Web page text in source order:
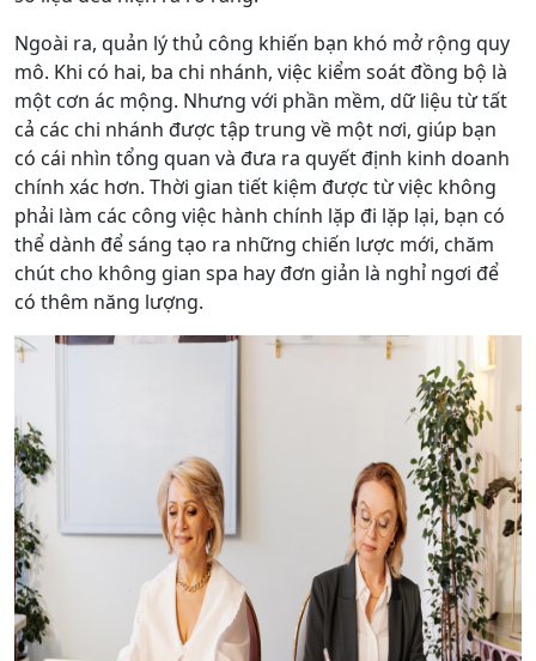
Ngoài ra, quản lý thủ công khiến bạn khó mở rộng quy
mô. Khi có hai, ba chi nhánh, việc kiểm soát đồng bộ là
một cơn ác mộng. Nhưng với phần mềm, dữ liệu từ tất
cả các chi nhánh được tập trung về một nơi, giúp bạn
có cái nhìn tổng quan và đưa ra quyết định kinh doanh
chính xác hơn. Thời gian tiết kiệm được từ việc không
phải làm các công việc hành chính lặp đi lặp lại, bạn có
thể dành để sáng tạo ra những chiến lược mới, chăm
chút cho không gian spa hay đơn giản là nghỉ ngơi để
có thêm năng lượng.